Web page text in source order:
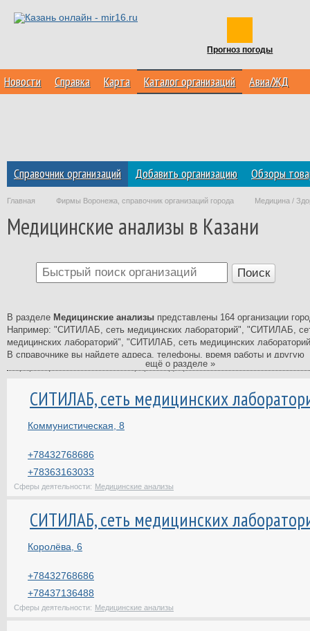
Прогноз погоды
Новости Справка Карта Каталог организаций Авиа/ЖД
Справочник организаций Добавить организацию Обзоры
Главная Фирмы Воронежа, справочник организаций города Медицина /
Медицинские анализы в Казани
ещё о разделе »
В разделе Медицинские анализы представлены 164 организации
Например: "СИТИЛАБ, сеть медицинских лабораторий", "СИТИЛАБ,
медицинских лабораторий", "СИТИЛАБ, сеть медицинских
В справочнике вы найдете адреса, телефоны, время работы и другую
информацию о компаниях в сфере Медицинские анализы.
свежая и актуальная информация о компаниях, ведущих свою
государственных, муниципальных и многих других учреждений Казани.
свой отзыв. Вместе будет легче сделать правильный выбор.
СИТИЛАБ, сеть медицинских
Коммунистическая, 8
+78432768686
+78363163033
Сферы деятельности: Медицинские анализы
СИТИЛАБ, сеть медицинских
Королёва, 6
+78432768686
+78437136488
Сферы деятельности: Медицинские анализы